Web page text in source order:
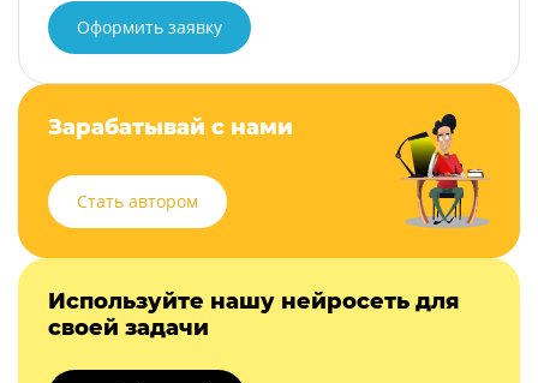
Оформить заявку
Зарабатывай с нами
Стать автором
Используйте нашу нейросеть для
своей задачи